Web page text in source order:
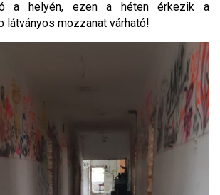
a helyén, ezen a héten érkezik a
látványos mozzanat várható!